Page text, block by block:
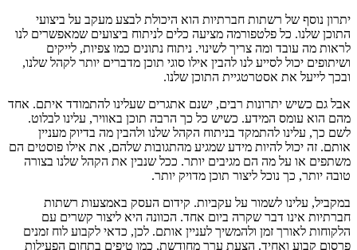
יתרון נוסף של רשתות חברתיות הוא היכולת לבצע מעקב על ביצועי
התוכן שלנו. כל פלטפורמה מציעה כלים לניתוח ביצועים שמאפשרים לנו
לראות מה עובד ומה צריך לשינוי. ניתוח נתונים כמו צפיות, לייקים
ושיתופים יכול לסייע לנו להבין אילו סוגי תוכן מדברים יותר לקהל שלנו,
ובכך לייעל את אסטרטגיית התוכן שלנו.
אבל גם כשיש יתרונות רבים, ישנם אתגרים שעלינו להתמודד איתם. אחד
מהם הוא עומס המידע. כשיש כל כך הרבה תוכן באוויר, עלינו לבלוט.
לשם כך, עלינו להתמקד בניתוח הקהל שלנו ולהבין מה בדיוק מעניין
אותם. זה יכול להיות מידע שמגיע מהתגובות שלהם, את אילו פוסטים הם
משתפים או על מה הם מגיבים יותר. ככל שנבין את הקהל שלנו בצורה
טובה יותר, כך נוכל ליצור תוכן מדויק יותר.
במקביל, עלינו לשמור על עקביות. קידום העסק באמצעות רשתות
חברתיות אינו דבר שקרה ביום אחד. הכוונה היא ליצור קשרים עם
הלקוחות לאורך זמן ולהמשיך לעניין אותם. לכן, כדאי לקבוע לוח זמנים
פרסום קבוע ואחיד. הצעת ערך מחודשת, כמו טיפים בתחום הפעילות